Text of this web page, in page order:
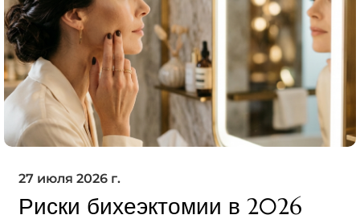
27 июля 2026 г.
Риски бихеэктомии в 2026